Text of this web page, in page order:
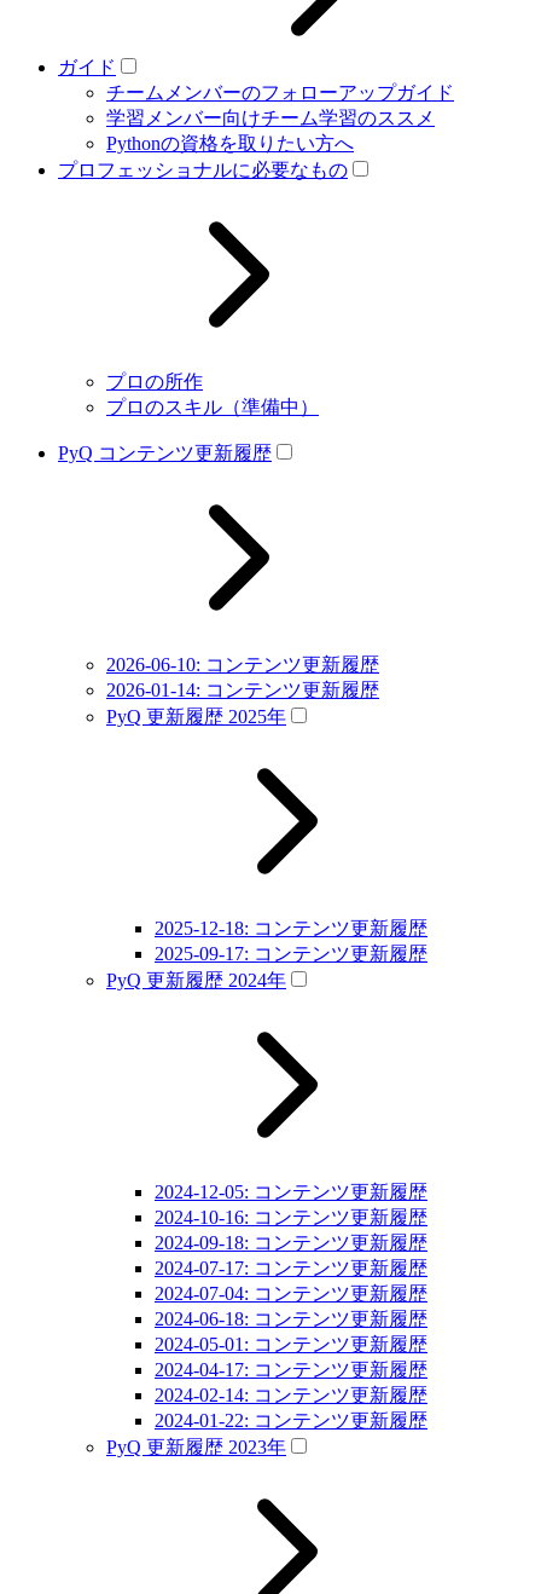
ガイド
チームメンバーのフォローアップガイド
学習メンバー向けチーム学習のススメ
Pythonの資格を取りたい方へ
プロフェッショナルに必要なもの
プロの所作
プロのスキル（準備中）
PyQ コンテンツ更新履歴
2026-06-10: コンテンツ更新履歴
2026-01-14: コンテンツ更新履歴
PyQ 更新履歴 2025年
2025-12-18: コンテンツ更新履歴
2025-09-17: コンテンツ更新履歴
PyQ 更新履歴 2024年
2024-12-05: コンテンツ更新履歴
2024-10-16: コンテンツ更新履歴
2024-09-18: コンテンツ更新履歴
2024-07-17: コンテンツ更新履歴
2024-07-04: コンテンツ更新履歴
2024-06-18: コンテンツ更新履歴
2024-05-01: コンテンツ更新履歴
2024-04-17: コンテンツ更新履歴
2024-02-14: コンテンツ更新履歴
2024-01-22: コンテンツ更新履歴
PyQ 更新履歴 2023年